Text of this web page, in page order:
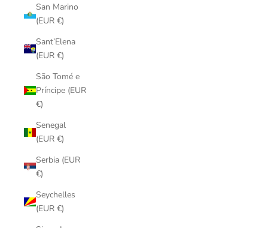
San Marino
(EUR €)
Sant’Elena
(EUR €)
São Tomé e
Príncipe (EUR
€)
Senegal
(EUR €)
Serbia (EUR
€)
Seychelles
(EUR €)